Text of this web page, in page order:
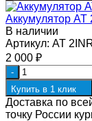
Аккумулятор
В наличии
Артикул: AT
2 000 ₽
-
Купить в 1 клик
Доставка по
точку России